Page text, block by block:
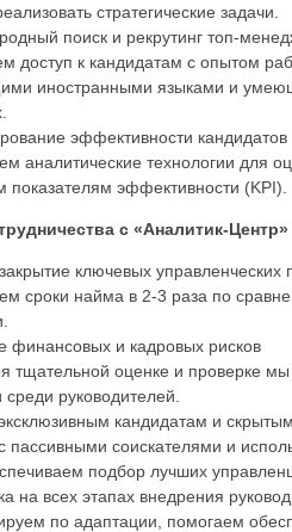
стратегические задачи.
поиск и рекрутинг топ-
доступ к кандидатам с опытом
иностранными языками и
эффективности кандидатов
аналитические технологии для
показателям эффективности (KPI).
с «Аналитик-
ключевых управленческих
сроки найма в 2-3 раза по
финансовых и кадровых рисков
тщательной оценке и проверке
среди руководителей.
кандидатам и
пассивными соискателями и
подбор лучших
на всех этапах внедрения
по адаптации, помогаем